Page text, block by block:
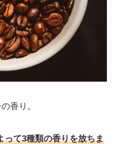
香り。
って3種類の香りを放ちま